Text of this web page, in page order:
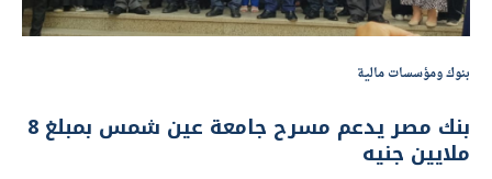
بنوك ومؤسسات مالية
بنك مصر يدعم مسرح جامعة عين شمس بمبلغ 8
ملايين جنيه